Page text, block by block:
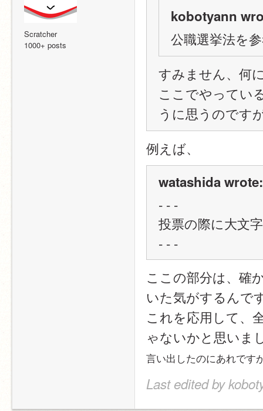
Scratcher
1000+ posts
kobotyann
公職選挙法を
すみません、何
ここでやってい
うに思うのです
例えば、
watashida wrote:
- - -
投票の際に大文
- - -
ここの部分は、確
いた気がするんで
これを応用して、
ゃないかと思いま
言い出したのにあれで
Last edited by